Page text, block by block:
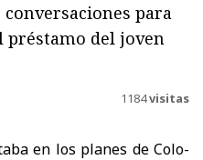
para
préstamo del joven
1184visitas
en los planes de Colo-